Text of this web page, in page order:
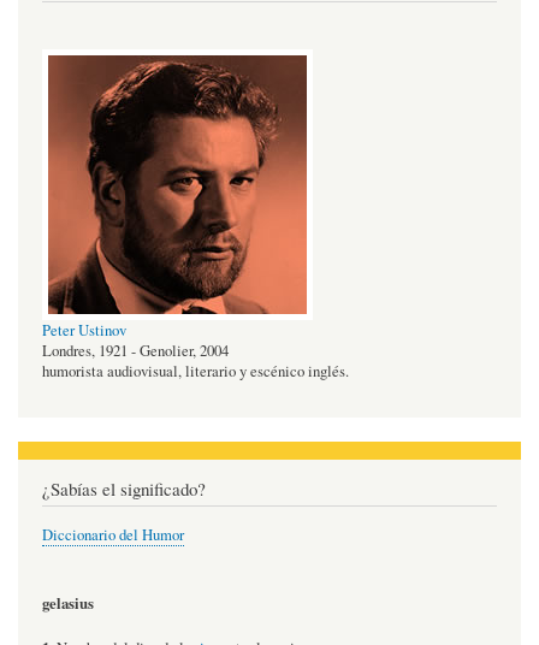
Peter Ustinov
Londres, 1921 - Genolier, 2004
humorista audiovisual, literario y escénico inglés.
¿Sabías el significado?
Diccionario del Humor
gelasius